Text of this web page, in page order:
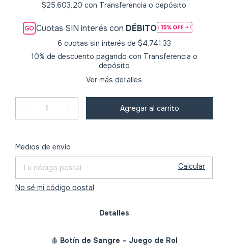
$25.603,20 con Transferencia o depósito
Cuotas SIN interés con DÉBITO
6 cuotas sin interés de $4.741,33
10% de descuento pagando con Transferencia o
depósito
Ver más detalles
Entregas para el CP:
Medios de envío
Calcular
No sé mi código postal
Detalles
🩸 Botín de Sangre – Juego de Rol